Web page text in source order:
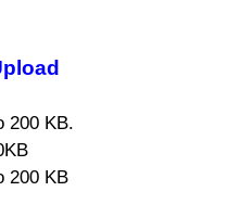
200 KB.
200 KB